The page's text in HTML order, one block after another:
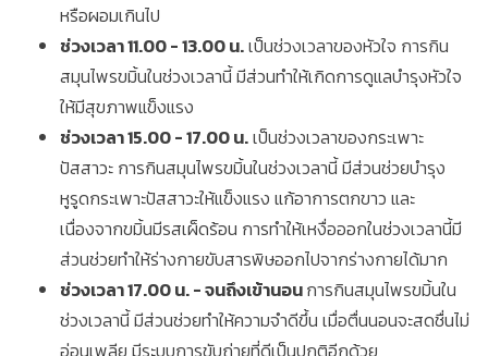
หรือผอมเกินไป
ช่วงเวลา 11.00 - 13.00 น.เป็นช่วงเวลาของหัวใจ การกิน
สมุนไพรขมิ้นในช่วงเวลานี้ มีส่วนทำให้เกิดการดูแลบำรุงหัวใจ
ให้มีสุขภาพแข็งแรง
ช่วงเวลา 15.00 - 17.00 น.เป็นช่วงเวลาของกระเพาะ
ปัสสาวะ การกินสมุนไพรขมิ้นในช่วงเวลานี้ มีส่วนช่วยบำรุง
หูรูดกระเพาะปัสสาวะให้แข็งแรง แก้อาการตกขาว และ
เนื่องจากขมิ้นมีรสเผ็ดร้อน การทำให้เหงื่อออกในช่วงเวลานี้มี
ส่วนช่วยทำให้ร่างกายขับสารพิษออกไปจากร่างกายได้มาก
ช่วงเวลา 17.00 น. - จนถึงเข้านอนการกินสมุนไพรขมิ้นใน
ช่วงเวลานี้ มีส่วนช่วยทำให้ความจำดีขึ้น เมื่อตื่นนอนจะสดชื่นไม่
อ่อนเพลีย มีระบบการขับถ่ายที่ดีเป็นปกติอีกด้วย